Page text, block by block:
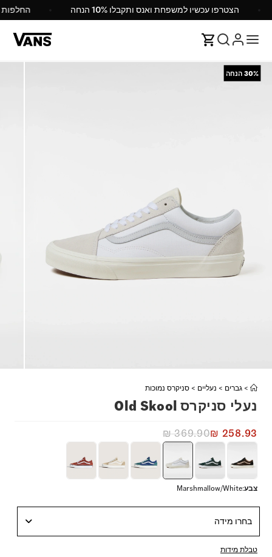
הצטרפו עכשיו למשפחת ואנס ותקבלו 10% הנחה
30% הנחה
> גברים > נעליים > סניקרס נמוכות
נעלי סניקרס Old Skool
₪369.90₪ 258.93
צבע:
Marshmallow/White
בחרו מידה
טבלת מידות